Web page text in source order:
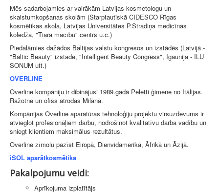
Mēs sadarbojamies ar vairākām Latvijas kosmetologu un
skaistumkopšanas skolām (Starptautiskā CIDESCO Rīgas
kosmētikas skola, Latvijas Universitātes P.Stradiņa medicīnas
koledža, "Tiara mācību" centrs u.c.)
Piedalāmies dažādos Baltijas valstu kongresos un izstādēs (Latvijā -
"Baltic Beauty" izstāde, "Intelligent Beauty Congress", Igaunijā - ILU
SONUM utt.)
OVERLINE
Overline kompāniju ir dibinājusi 1989.gadā Peletti ģimene no Itālijas.
Ražotne un ofiss atrodas Milānā.
​Kompānijas Overline aparatūras tehnoloģiju projektu virsuzdevums ir
atvieglot profesionāļiem darbu, nodrošinot kvalitatīvu darba vadību un
sniegt klientiem maksimālus rezultātus.
Overline zīmolu pazīst Eiropā, Dienvidamerikā, Āfrikā un Āzijā.
iSOL aparātkosmētika
Pakalpojumu veidi:
Aprīkojuma izplatītājs